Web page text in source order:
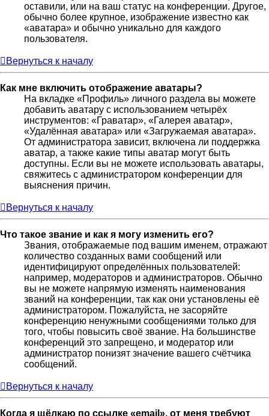
оставили, или на ваш статус на конференции. Другое,
обычно более крупное, изображение известно как
«аватара» и обычно уникально для каждого
пользователя.
Вернуться к началу
Как мне включить отображение аватары?
На вкладке «Профиль» личного раздела вы можете
добавить аватару с использованием четырёх
инструментов: «Граватар», «Галерея аватар»,
«Удалённая аватара» или «Загружаемая аватара».
От администратора зависит, включена ли поддержка
аватар, а также какие типы аватар могут быть
доступны. Если вы не можете использовать аватары,
свяжитесь с администратором конференции для
выяснения причин.
Вернуться к началу
Что такое звание и как я могу изменить его?
Звания, отображаемые под вашим именем, отражают
количество созданных вами сообщений или
идентифицируют определённых пользователей:
например, модераторов и администраторов. Обычно
вы не можете напрямую изменять наименования
званий на конференции, так как они установлены её
администратором. Пожалуйста, не засоряйте
конференцию ненужными сообщениями только для
того, чтобы повысить своё звание. На большинстве
конференций это запрещено, и модератор или
администратор понизят значение вашего счётчика
сообщений.
Вернуться к началу
Когда я щёлкаю по ссылке «email», от меня требуют